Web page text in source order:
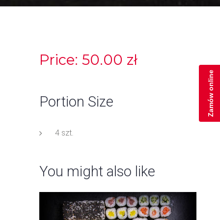
Price: 50.00 zł
Portion Size
4 szt.
You might also like
Zamów online